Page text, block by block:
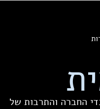
החברה והתרבות של